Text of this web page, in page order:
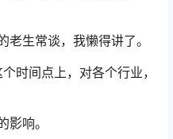
生常谈，我懒得讲了。
时间点上，对各个行业，
响。